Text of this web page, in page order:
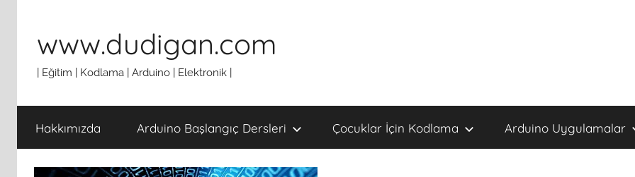
www.dudigan.com
| Eğitim | Kodlama | Arduino | Elektronik |
Hakkımızda Arduino Başlangıç Dersleri Çocuklar İçin Kodlama Arduino Uygulamalar